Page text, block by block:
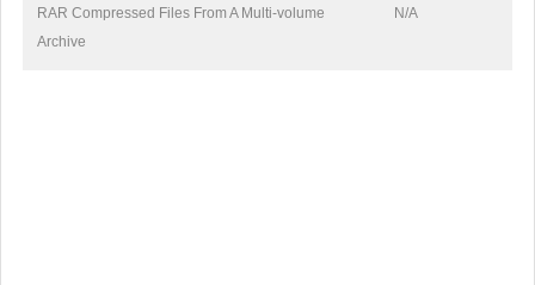
RAR Compressed Files From A Multi-volume
Archive
N/A